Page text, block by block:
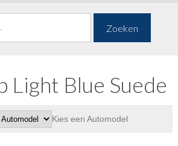
Zoeken
Light Blue Suede
Kies een Automodel